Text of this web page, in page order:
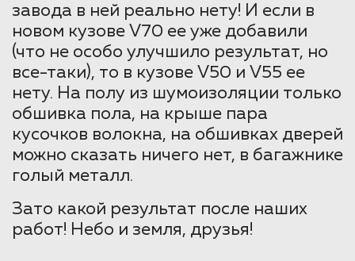
завода в ней реально нету! И если в
новом кузове V70 ее уже добавили
(что не особо улучшило результат, но
все-таки), то в кузове V50 и V55 ее
нету. На полу из шумоизоляции только
обшивка пола, на крыше пара
кусочков волокна, на обшивках дверей
можно сказать ничего нет, в багажнике
голый металл.
Зато какой результат после наших
работ! Небо и земля, друзья!